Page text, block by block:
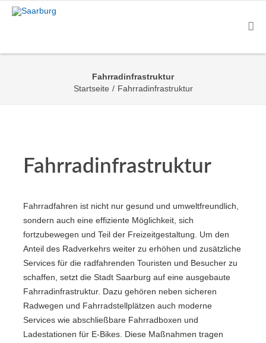
Fahrradinfrastruktur
Startseite / Fahrradinfrastruktur
Fahrradinfrastruktur
Fahrradfahren ist nicht nur gesund und umweltfreundlich,
sondern auch eine effiziente Möglichkeit, sich
fortzubewegen und Teil der Freizeitgestaltung. Um den
Anteil des Radverkehrs weiter zu erhöhen und zusätzliche
Services für die radfahrenden Touristen und Besucher zu
schaffen, setzt die Stadt Saarburg auf eine ausgebaute
Fahrradinfrastruktur. Dazu gehören neben sicheren
Radwegen und Fahrradstellplätzen auch moderne
Services wie abschließbare Fahrradboxen und
Ladestationen für E-Bikes. Diese Maßnahmen tragen